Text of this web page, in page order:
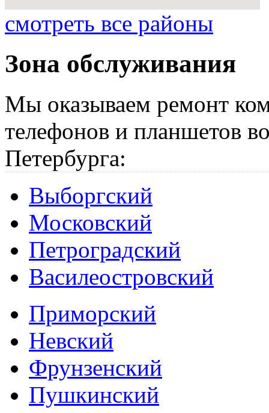
смотреть все районы
Зона обслуживания
Мы оказываем ремонт
телефонов и планшетов
Петербурга:
Выборгский
Московский
Петроградский
Василеостровский
Приморский
Невский
Фрунзенский
Пушкинский